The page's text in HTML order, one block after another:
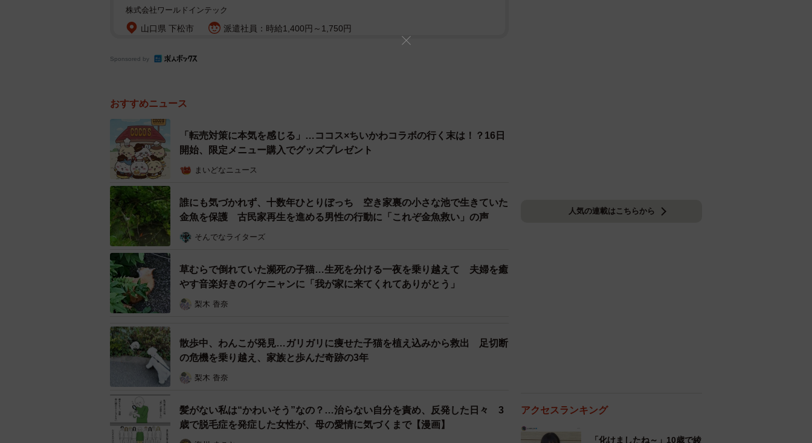
株式会社ワールドインテック
山口県 下松市 派遣社員：時給1,400円～1,750円
Sponsored by
おすすめニュース
「転売対策に本気を感じる」…ココス×ちいかわコラボの行く末は！？16日
開始、限定メニュー購入でグッズプレゼント
まいどなニュース
誰にも気づかれず、十数年ひとりぼっち 空き家裏の小さな池で生きていた
金魚を保護 古民家再生を進める男性の行動に「これぞ金魚救い」の声
そんでなライターズ
草むらで倒れていた瀕死の子猫…生死を分ける一夜を乗り越えて 夫婦を癒
やす音楽好きのイケニャンに「我が家に来てくれてありがとう」
梨木 香奈
散歩中、わんこが発見…ガリガリに痩せた子猫を植え込みから救出 足切断
の危機を乗り越え、家族と歩んだ奇跡の3年
梨木 香奈
髪がない私は“かわいそう”なの？…治らない自分を責め、反発した日々 3
歳で脱毛症を発症した女性が、母の愛情に気づくまで【漫画】
人気の連載はこちらから
アクセスランキング
「化けましたね～」10歳で綾